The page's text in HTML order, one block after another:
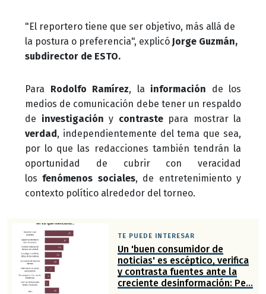
"El reportero tiene que ser objetivo, más allá de
la postura o preferencia", explicó Jorge Guzmán,
subdirector de ESTO.
Para Rodolfo Ramírez, la información de los
medios de comunicación debe tener un respaldo
de investigación y contrastepara mostrar la
verdad, independientemente del tema que sea,
por lo que las redacciones también tendrán la
oportunidad de cubrir con veracidad
losfenómenos sociales, de entretenimiento y
contexto político alrededor del torneo.
TE PUEDE INTERESAR
Un 'buen consumidor de
noticias' es escéptico, verifica
y contrasta fuentes ante la
creciente desinformación: Pew